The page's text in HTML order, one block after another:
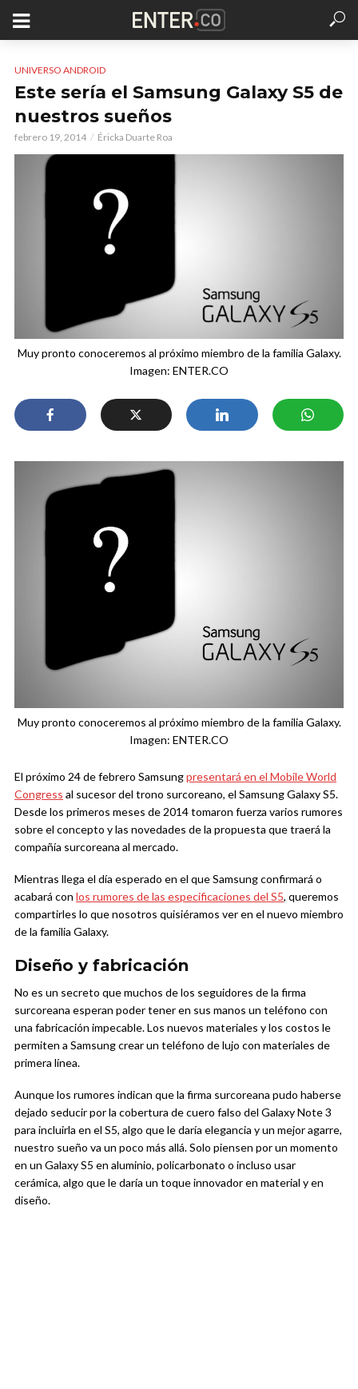
UNIVERSO ANDROID
Este sería el Samsung Galaxy S5 de
nuestros sueños
febrero 19, 2014 Éricka Duarte Roa
Muy pronto conoceremos al próximo miembro de la familia Galaxy.
Imagen: ENTER.CO
Muy pronto conoceremos al próximo miembro de la familia Galaxy.
Imagen: ENTER.CO
El próximo 24 de febrero Samsungpresentará en el Mobile World
Congress al sucesor del trono surcoreano, el Samsung Galaxy S5.
Desde los primeros meses de 2014 tomaron fuerza varios rumores
sobre el concepto y las novedades de la propuesta que traerá la
compañía surcoreana al mercado.
Mientras llega el día esperado en el que Samsung confirmará o
acabará con los rumores de las especificaciones del S5, queremos
compartirles lo que nosotros quisiéramos ver en el nuevo miembro
de la familia Galaxy.
Diseño y fabricación
No es un secreto que muchos de los seguidores de la firma
surcoreana esperan poder tener en sus manos un teléfono con
una fabricación impecable. Los nuevos materiales y los costos le
permiten a Samsung crear un teléfono de lujo con materiales de
primera línea.
Aunque los rumores indican que la firma surcoreana pudo haberse
dejado seducir por la cobertura de cuero falso del Galaxy Note 3
para incluirla en el S5, algo que le daría elegancia y un mejor agarre,
nuestro sueño va un poco más allá. Solo piensen por un momento
en un Galaxy S5 en aluminio, policarbonato o incluso usar
cerámica, algo que le daría un toque innovador en material y en
diseño.